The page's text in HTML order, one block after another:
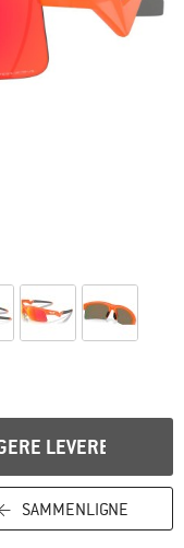
LEVERES
SAMMENLIGNE